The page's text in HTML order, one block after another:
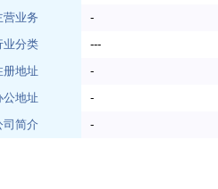
营业务
-
业分类
---
册地址
-
公地址
-
司简介
-